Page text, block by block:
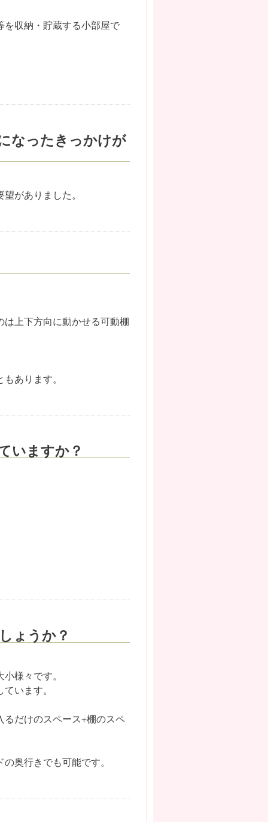
収納・貯蔵する小部屋で
なったきっかけが
がありました。
上下方向に動かせる可動棚
あります。
いますか？
ょうか？
様々です。
います。
だけのスペース+棚のスペ
奥行きでも可能です。